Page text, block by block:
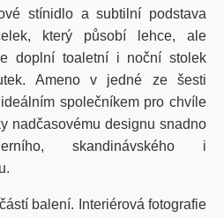
stínidlo a subtilní podstava
který působí lehce, ale
doplní toaletní i noční stolek
Ameno v jedné ze šesti
společníkem pro chvíle
nadčasovému designu snadno
skandinávského i
balení. Interiérová fotografie